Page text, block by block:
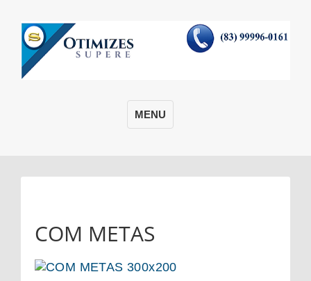
MENU
COM METAS